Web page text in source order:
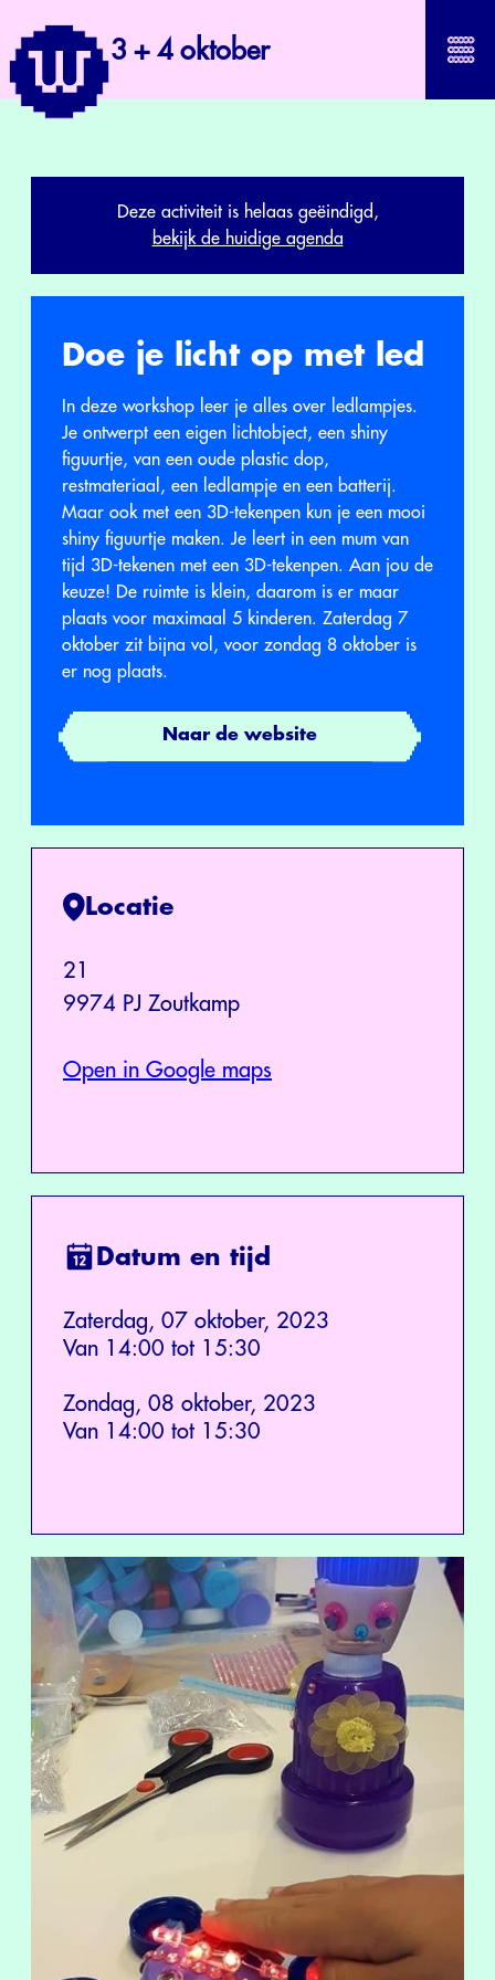
3 + 4 oktober
Deze activiteit is helaas geëindigd,
bekijk de huidige agenda
Doe je licht op met led
In deze workshop leer je alles over ledlampjes.
Je ontwerpt een eigen lichtobject, een shiny
figuurtje, van een oude plastic dop,
restmateriaal, een ledlampje en een batterij.
Maar ook met een 3D-tekenpen kun je een mooi
shiny figuurtje maken. Je leert in een mum van
tijd 3D-tekenen met een 3D-tekenpen. Aan jou de
keuze! De ruimte is klein, daarom is er maar
plaats voor maximaal 5 kinderen. Zaterdag 7
oktober zit bijna vol, voor zondag 8 oktober is
er nog plaats.
Naar de website
Locatie
21
9974 PJ Zoutkamp
Open in Google maps
Datum en tijd
Zaterdag, 07 oktober, 2023
Van 14:00 tot 15:30
Zondag, 08 oktober, 2023
Van 14:00 tot 15:30